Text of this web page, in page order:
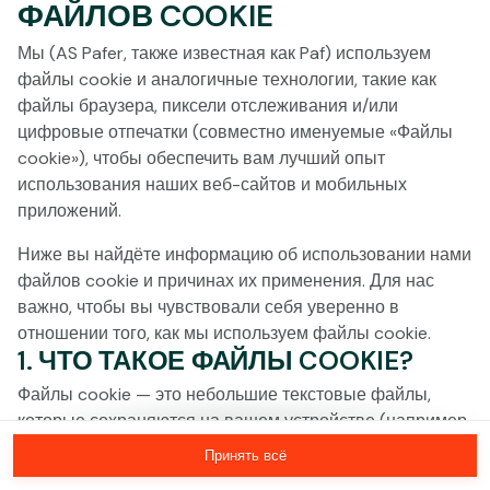
Нажми в любое место!
MEGA 1 379 476 €
MAJOR 28 865 €
ФАЙЛОВ COOKIE
Мы (AS Pafer, также известная как Paf) используем
файлы cookie и аналогичные технологии, такие как
файлы браузера, пиксели отслеживания и/или
цифровые отпечатки (совместно именуемые «Файлы
cookie»), чтобы обеспечить вам лучший опыт
использования наших веб-сайтов и мобильных
приложений.
Ниже вы найдёте информацию об использовании нами
файлов cookie и причинах их применения. Для нас
важно, чтобы вы чувствовали себя уверенно в
отношении того, как мы используем файлы cookie.
1. ЧТО ТАКОЕ ФАЙЛЫ COOKIE?
Файлы cookie — это небольшие текстовые файлы,
которые сохраняются на вашем устройстве (например,
на компьютере, мобильном телефоне или планшете)
при посещении наших веб-сайтов. Размещение
Принять всё